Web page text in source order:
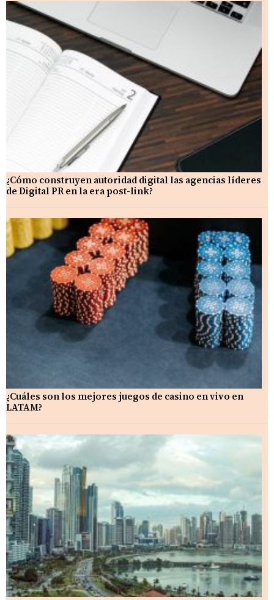
¿Cómo construyen autoridad digital las agencias líderes
de Digital PR en la era post-link?
¿Cuáles son los mejores juegos de casino en vivo en
LATAM?